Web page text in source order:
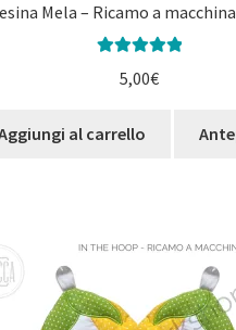
Mela – Ricamo a
su 5
5,00€
al carrello